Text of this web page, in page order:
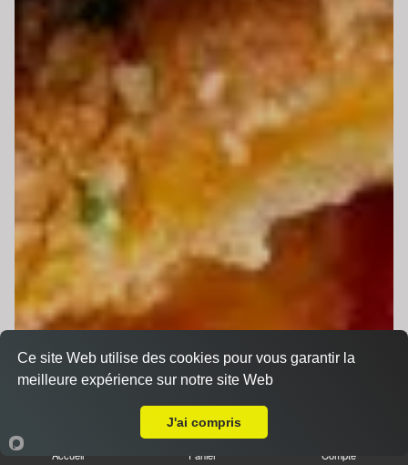
Accueil Panier Compte
Ce site Web utilise des cookies pour vous garantir la
meilleure expérience sur notre site Web
J'ai compris